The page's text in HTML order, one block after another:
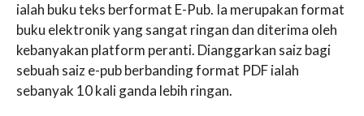
ialah buku teks berformat E-Pub. Ia merupakan format
buku elektronik yang sangat ringan dan diterima oleh
kebanyakan platform peranti. Dianggarkan saiz bagi
sebuah saiz e-pub berbanding format PDF ialah
sebanyak 10 kali ganda lebih ringan.